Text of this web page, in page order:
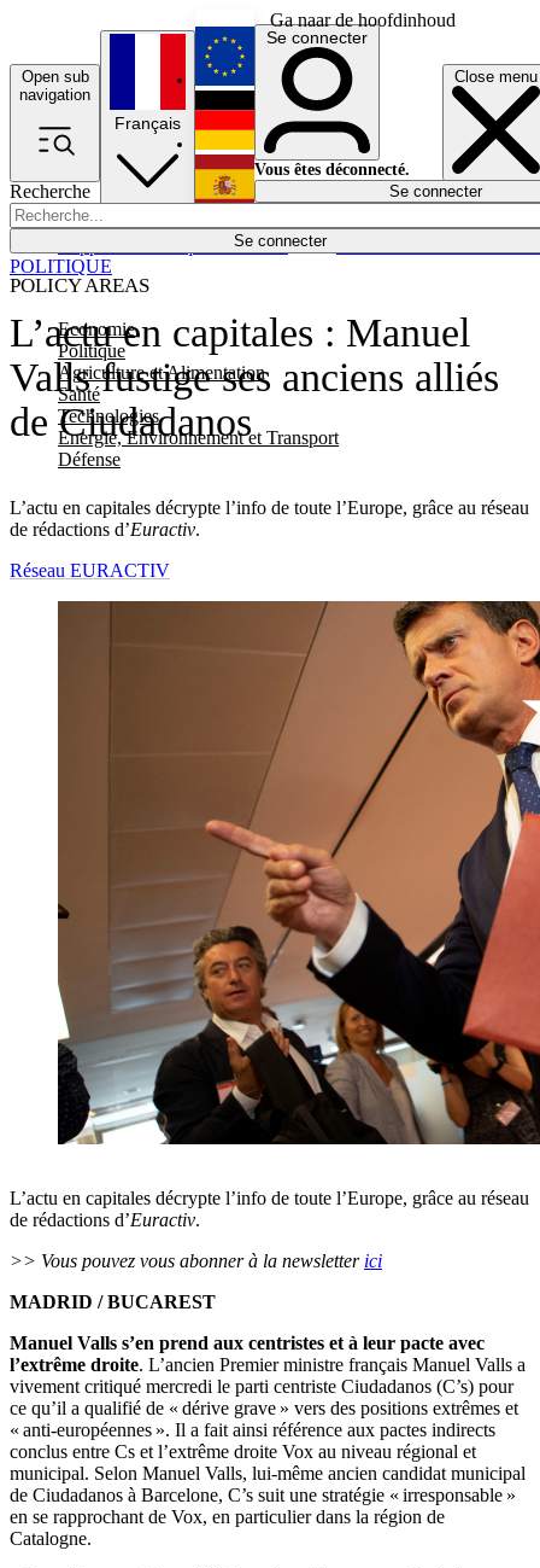
Ga naar de hoofdinhoud
Open sub
navigation
Close menu
Recherche
Se connecter
POLICY AREAS
Economie
Politique
Agriculture et Alimentation
Santé
Technologies
Energie, Environnement et Transport
Défense
Économie
Français
English
Deutsch
Español
Se connecter
Vous êtes déconnecté.
Se connecter
L’actu en capitales : Manuel
Valls fustige ses anciens alliés
de Ciudadanos
L’actu en capitales décrypte l’info de toute l’Europe, grâce au réseau
de rédactions d’Euractiv.
POLITIQUE
Réseau EURACTIV
L’actu en capitales décrypte l’info de toute l’Europe, grâce au réseau
de rédactions d’Euractiv.
>> Vous pouvez vous abonner à la newsletter ici
MADRID / BUCAREST
Manuel Valls s’en prend aux centristes et à leur pacte avec
l’extrême droite. L’ancien Premier ministre français Manuel Valls a
vivement critiqué mercredi le parti centriste Ciudadanos (C’s) pour
ce qu’il a qualifié de « dérive grave » vers des positions extrêmes et
« anti-européennes ». Il a fait ainsi référence aux pactes indirects
conclus entre Cs et l’extrême droite Vox au niveau régional et
municipal. Selon Manuel Valls, lui-même ancien candidat municipal
de Ciudadanos à Barcelone, C’s suit une stratégie « irresponsable »
en se rapprochant de Vox, en particulier dans la région de
Catalogne.